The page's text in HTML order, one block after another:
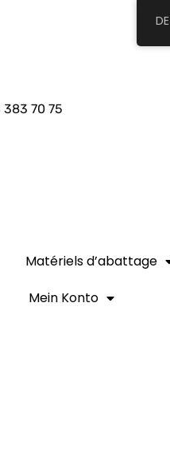
383 70 75
Matériels d’abattage
Mein Konto
DE